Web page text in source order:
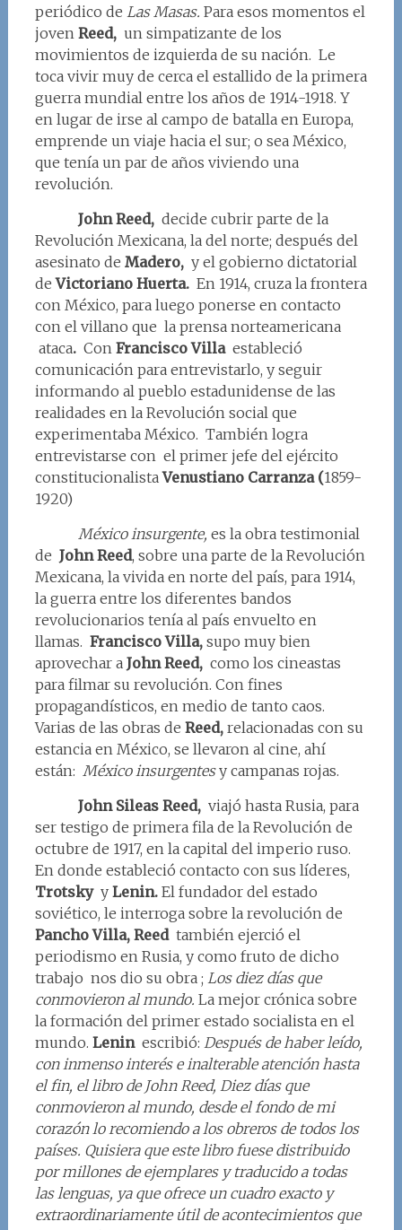
periódico de Las Masas. Para esos momentos el
joven Reed, un simpatizante de los
movimientos de izquierda de su nación. Le
toca vivir muy de cerca el estallido de la primera
guerra mundial entre los años de 1914-1918. Y
en lugar de irse al campo de batalla en Europa,
emprende un viaje hacia el sur; o sea México,
que tenía un par de años viviendo una
revolución.
John Reed, decide cubrir parte de la
Revolución Mexicana, la del norte; después del
asesinato de Madero, y el gobierno dictatorial
de Victoriano Huerta. En 1914, cruza la frontera
con México, para luego ponerse en contacto
con el villano que la prensa norteamericana
ataca. ConFrancisco Villa estableció
comunicación para entrevistarlo, y seguir
informando al pueblo estadunidense de las
realidades en la Revolución social que
experimentaba México. También logra
entrevistarse con el primer jefe del ejército
constitucionalistaVenustiano Carranza (1859-
1920)
México insurgente, es la obra testimonial
de John Reed, sobre una parte de la Revolución
Mexicana, la vivida en norte del país, para 1914,
la guerra entre los diferentes bandos
revolucionarios tenía al país envuelto en
llamas. Francisco Villa,supo muy bien
aprovechar a John Reed, como los cineastas
para filmar su revolución. Con fines
propagandísticos, en medio de tanto caos.
Varias de las obras de Reed,relacionadas con su
estancia en México, se llevaron al cine, ahí
están: México insurgentesy campanas rojas.
John Sileas Reed, viajó hasta Rusia, para
ser testigo de primera fila de la Revolución de
octubre de 1917, en la capital del imperio ruso.
En donde estableció contacto con sus líderes,
Trotsky y Lenin. El fundador del estado
soviético, le interroga sobre la revolución de
Pancho Villa, Reed también ejerció el
periodismo en Rusia, y como fruto de dicho
trabajo nos dio su obra ; Los diez días que
conmovieron al mundo. La mejor crónica sobre
la formación del primer estado socialista en el
mundo. Lenin escribió: Después de haber leído,
con inmenso interés e inalterable atención hasta
el fin, el libro de John Reed, Diez días que
conmovieron al mundo, desde el fondo de mi
corazón lo recomiendo a los obreros de todos los
países. Quisiera que este libro fuese distribuido
por millones de ejemplares y traducido a todas
las lenguas, ya que ofrece un cuadro exacto y
extraordinariamente útil de acontecimientos que